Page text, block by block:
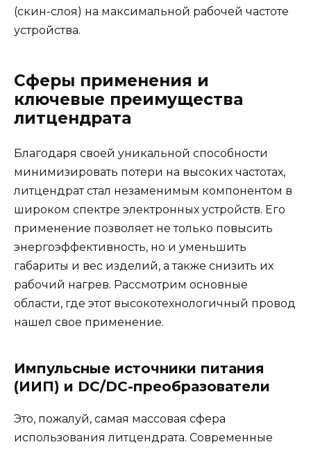
(скин-слоя) на максимальной рабочей частоте
устройства.
Сферы применения и
ключевые преимущества
литцендрата
Благодаря своей уникальной способности
минимизировать потери на высоких частотах,
литцендрат стал незаменимым компонентом в
широком спектре электронных устройств. Его
применение позволяет не только повысить
энергоэффективность, но и уменьшить
габариты и вес изделий, а также снизить их
рабочий нагрев. Рассмотрим основные
области, где этот высокотехнологичный провод
нашел свое применение.
Импульсные источники питания
(ИИП) и DC/DC-преобразователи
Это, пожалуй, самая массовая сфера
использования литцендрата. Современные